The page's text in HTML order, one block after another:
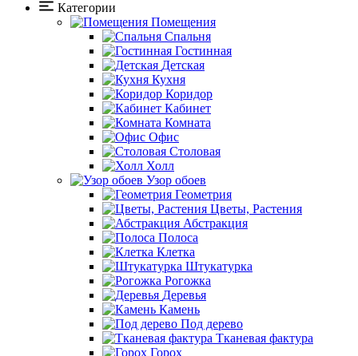
Категории
Помещения
Спальня
Гостинная
Детская
Кухня
Коридор
Кабинет
Комната
Офис
Столовая
Холл
Узор обоев
Геометрия
Цветы, Растения
Абстракция
Полоса
Клетка
Штукатурка
Рогожка
Деревья
Камень
Под дерево
Тканевая фактура
Горох